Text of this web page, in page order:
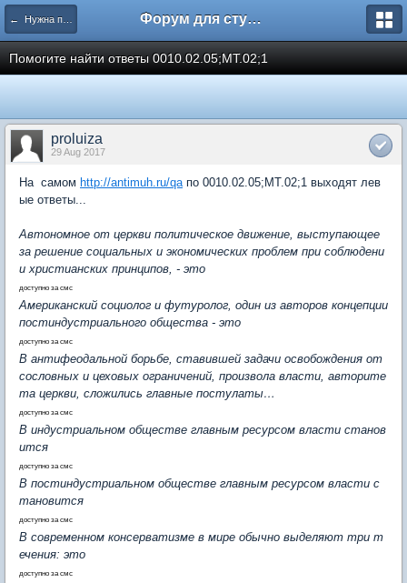
← Нужна помощь Форум для студента СГА
Помогите найти ответы 0010.02.05;МТ.02;1
proluiza
29 Aug 2017
На самом http://antimuh.ru/qaпо 0010.02.05;МТ.02;1 выходят лев
ые ответы...
Автономное от церкви политическое движение, выступающее
за решение социальных и экономических проблем при соблюдени
и христианских принципов, - это
доступно за смс
Американский социолог и футуролог, один из авторов концепции
постиндустриального общества - это
доступно за смс
В антифеодальной борьбе, ставившей задачи освобождения от
сословных и цеховых ограничений, произвола власти, авторите
та церкви, сложились главные постулаты…
доступно за смс
В индустриальном обществе главным ресурсом власти станов
ится
доступно за смс
В постиндустриальном обществе главным ресурсом власти с
тановится
доступно за смс
В современном консерватизме в мире обычно выделяют три т
ечения: это
доступно за смс